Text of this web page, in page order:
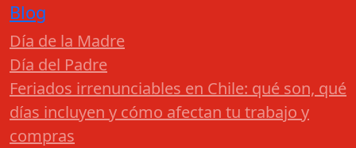
Blog
Día de la Madre
Día del Padre
Feriados irrenunciables en Chile: qué son, qué
días incluyen y cómo afectan tu trabajo y
compras